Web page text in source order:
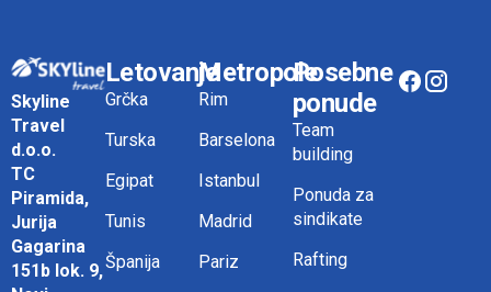
Skyline
Travel
d.o.o.
TC
Piramida,
Jurija
Gagarina
151b lok. 9,
Letovanje
Grčka
Turska
Egipat
Tunis
Španija
Metropole
Rim
Barselona
Istanbul
Madrid
Pariz
Posebne
ponude
Team
building
Ponuda za
sindikate
Rafting